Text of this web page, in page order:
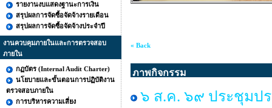
รายงานงบแสดงฐานะการเงิน
สรุปผลการจัดซื้อจัดจ้างรายเดือน
สรุปผลการจัดซื้อจัดจ้างประจำปี
งานควบคุมภายในและการตรวจสอบ
ภายใน
กฏบัตร (Internal Audit Charter)
นโยบายและขั้นตอนการปฏิบัติงาน
ตรวจสอบภายใน
การบริหารความเสี่ยง
« Back
ภาพกิจกรรม
๖ ส.ค. ๖๙ ประชุมป